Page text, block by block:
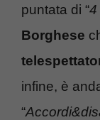
puntata di “4
Borghese
infine, è
“